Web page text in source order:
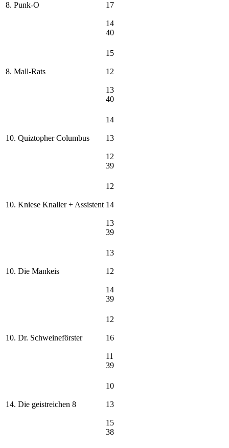
8. Punk-O 17
14
40
8. Mall-Rats
15
12
13
40
10. Quiztopher Columbus
14
13
12
39
10. Kniese Knaller + Assistent
12
14
13
39
10. Die Mankeis
13
12
14
39
10. Dr. Schweineförster
12
16
11
39
14. Die geistreichen 8
10
13
15
38